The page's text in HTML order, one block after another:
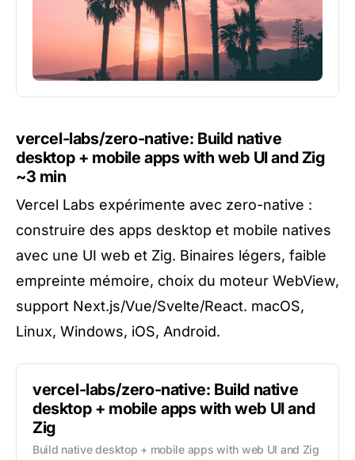
vercel-labs/zero-native: Build native
desktop + mobile apps with web UI and Zig
~3 min
Vercel Labs expérimente avec zero-native :
construire des apps desktop et mobile natives
avec une UI web et Zig. Binaires légers, faible
empreinte mémoire, choix du moteur WebView,
support Next.js/Vue/Svelte/React. macOS,
Linux, Windows, iOS, Android.
vercel-labs/zero-native: Build native
desktop + mobile apps with web UI and
Zig
Build native desktop + mobile apps with web UI and Zig